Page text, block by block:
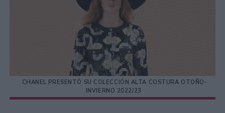
CHANEL PRESENTÓ SU COLECCIÓN ALTA COSTURA OTOÑO-
INVIERNO 2022/23